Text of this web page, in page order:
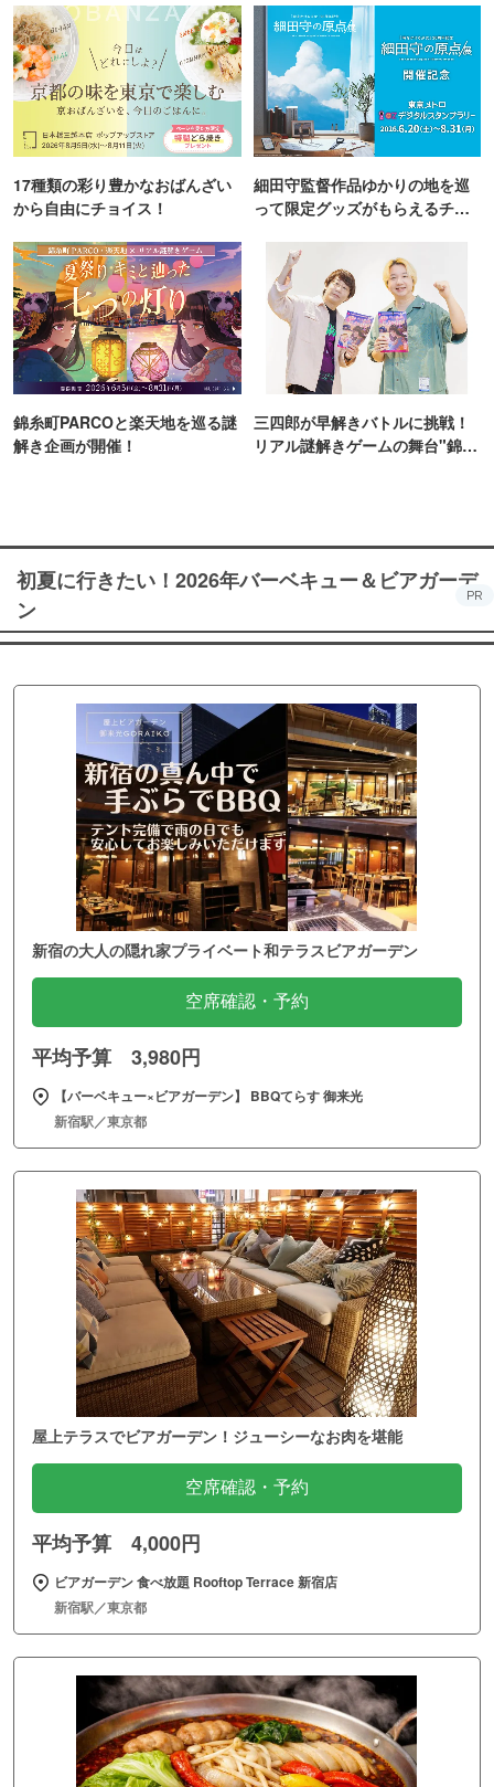
17種類の彩り豊かなおばんざい
から自由にチョイス！
細田守監督作品ゆかりの地を巡
って限定グッズがもらえるチャ
錦糸町PARCOと楽天地を巡る謎
解き企画が開催！
三四郎が早解きバトルに挑戦！
リアル謎解きゲームの舞台"錦糸
初夏に行きたい！2026年バーベキュー＆ビアガーデ
ン
PR
新宿の大人の隠れ家プライベート和テラスビアガーデン
空席確認・予約
平均予算 3,980円
【バーベキュー×ビアガーデン】 BBQてらす 御来光
新宿駅／東京都
屋上テラスでビアガーデン！ジューシーなお肉を堪能
空席確認・予約
平均予算 4,000円
ビアガーデン 食べ放題 Rooftop Terrace 新宿店
新宿駅／東京都